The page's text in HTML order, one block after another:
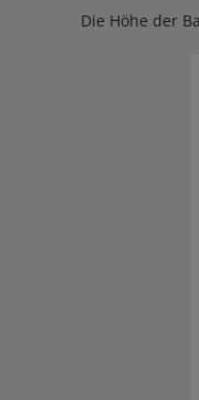
Die Höhe der